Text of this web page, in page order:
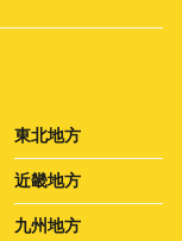
東北地方
近畿地方
九州地方